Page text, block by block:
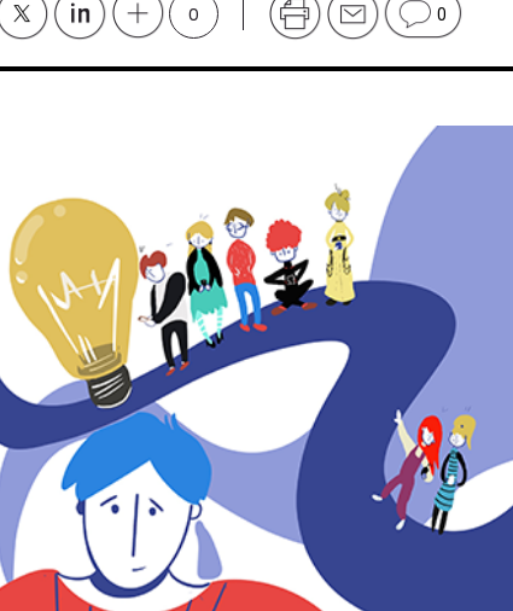
0 0